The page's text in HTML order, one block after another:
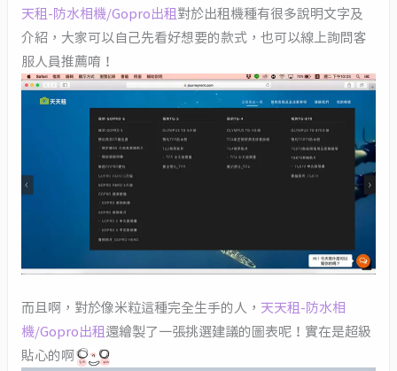
天租-防水相機/Gopro出租 對於出租機種有很多說明文字及
介紹，大家可以自己先看好想要的款式，也可以線上詢問客
服人員推薦唷！
而且啊，對於像米粒這種完全生手的人， 天天租-防水相
機/Gopro出租 還繪製了一張挑選建議的圖表呢！實在是超級
貼心的啊